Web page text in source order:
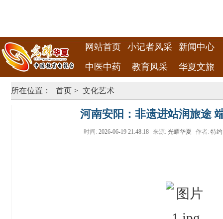
网站首页 小记者风采
新闻中心
中医中药
教育风采 华夏文旅
所在位置： 首页 > 文化艺术
河南安阳：非遗进站润旅途
时间: 2026-06-19 21:48:18 来源: 光耀华夏 作者: 特